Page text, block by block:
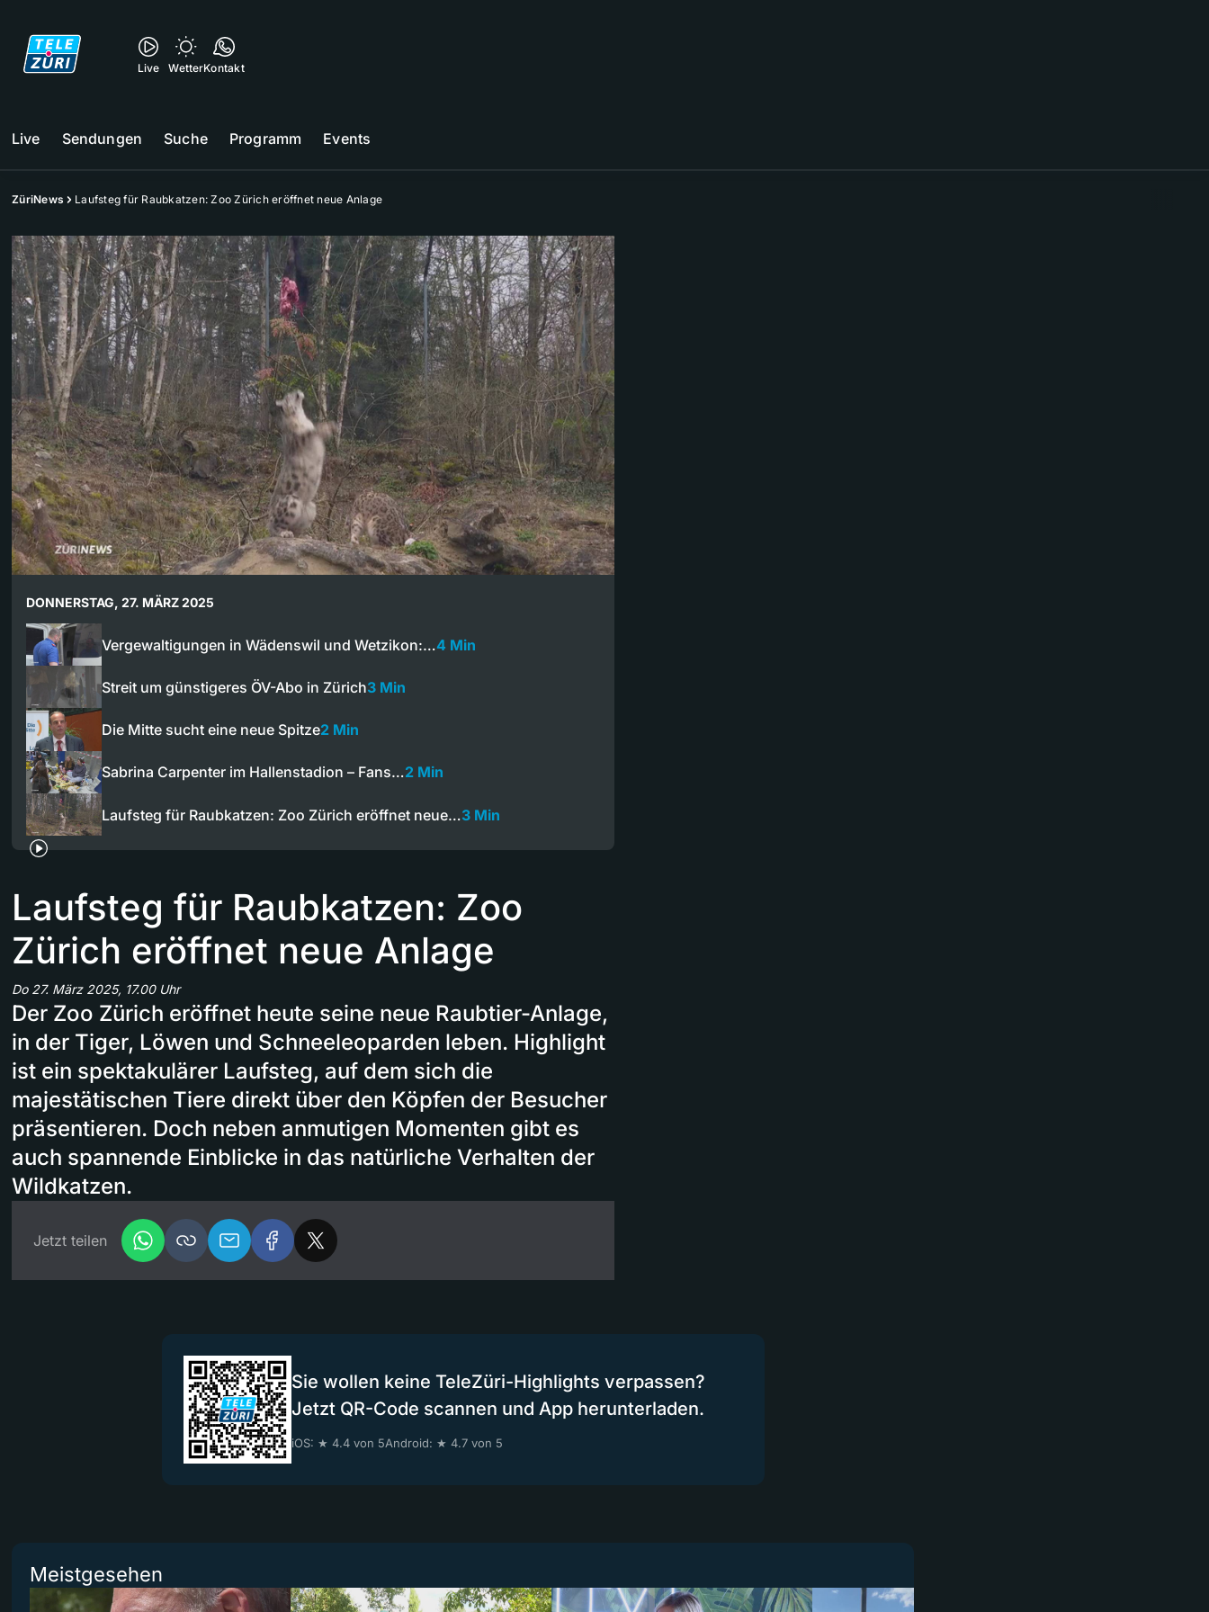
Live WetterKontakt
Live Sendungen Suche Programm Events
ZüriNews Laufsteg für Raubkatzen: Zoo Zürich eröffnet neue Anlage
DONNERSTAG, 27. MÄRZ 2025
Vergewaltigungen in Wädenswil und Wetzikon:…4 Min
Streit um günstigeres ÖV-Abo in Zürich3 Min
Die Mitte sucht eine neue Spitze2 Min
Sabrina Carpenter im Hallenstadion – Fans…2 Min
Laufsteg für Raubkatzen: Zoo Zürich eröffnet neue…3 Min
Laufsteg für Raubkatzen: Zoo
Zürich eröffnet neue Anlage
Do 27. März 2025, 17.00 Uhr
Der Zoo Zürich eröffnet heute seine neue Raubtier-Anlage,
in der Tiger, Löwen und Schneeleoparden leben. Highlight
ist ein spektakulärer Laufsteg, auf dem sich die
majestätischen Tiere direkt über den Köpfen der Besucher
präsentieren. Doch neben anmutigen Momenten gibt es
auch spannende Einblicke in das natürliche Verhalten der
Wildkatzen.
Jetzt teilen
Sie wollen keine TeleZüri-Highlights verpassen?
Jetzt QR-Code scannen und App herunterladen.
iOS: ★ 4.4 von 5Android: ★ 4.7 von 5
Meistgesehen